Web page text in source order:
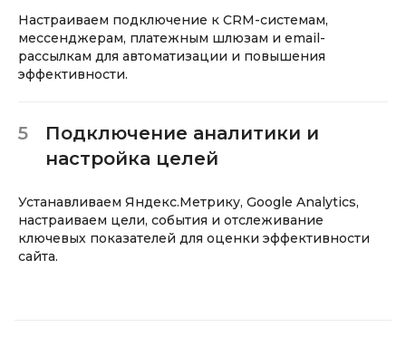
Настраиваем подключение к CRM-системам,
мессенджерам, платежным шлюзам и email-
рассылкам для автоматизации и повышения
эффективности.
5
Подключение аналитики и
настройка целей
Устанавливаем Яндекс.Метрику, Google Analytics,
настраиваем цели, события и отслеживание
ключевых показателей для оценки эффективности
сайта.